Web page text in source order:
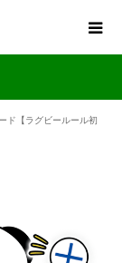
ド【ラグビールール初